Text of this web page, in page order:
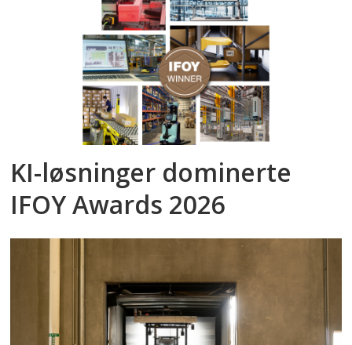
KI-løsninger dominerte
IFOY Awards 2026